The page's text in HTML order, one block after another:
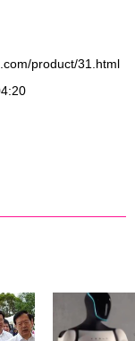
product/31.html